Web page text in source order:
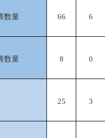
数量 66 6
数量 8 0
25 3